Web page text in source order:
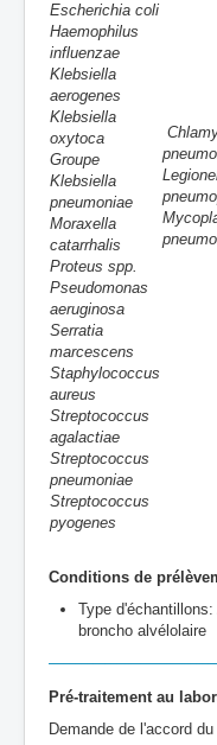
Escherichia coli
Haemophilus
influenzae
Klebsiella
aerogenes
Klebsiella
oxytoca
Groupe
Klebsiella
pneumoniae
Moraxella
catarrhalis
Proteus spp.
Pseudomonas
aeruginosa
Serratia
marcescens
Staphylococcus
aureus
Streptococcus
agalactiae
Streptococcus
pneumoniae
Streptococcus
pyogenes
Conditions de
Type
broncho alvélolaire
Pré-traitement au
Demande de l'accord